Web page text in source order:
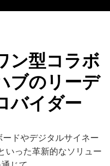
ン型コラボ
ブのリーデ
バイダー
ドやデジタルサイネー
いった革新的なソリュー